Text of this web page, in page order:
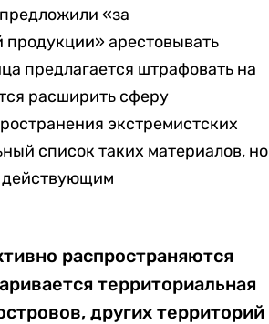
«за
продукции» арестовывать
предлагается штрафовать на
расширить сферу
экстремистских
список таких материалов, но
действующим
распространяются
территориальная
других территорий